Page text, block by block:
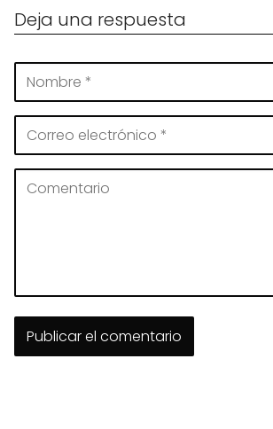
Deja una respuesta